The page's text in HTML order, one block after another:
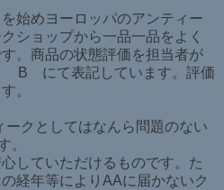
始めヨーロッパのアンティー
ショップから一品一品をよく
。商品の状態評価を担当者が
にて表記しています。評価
。
クとしてはなんら問題のない
。
していただけるものです。た
経年等によりAAに届かないク